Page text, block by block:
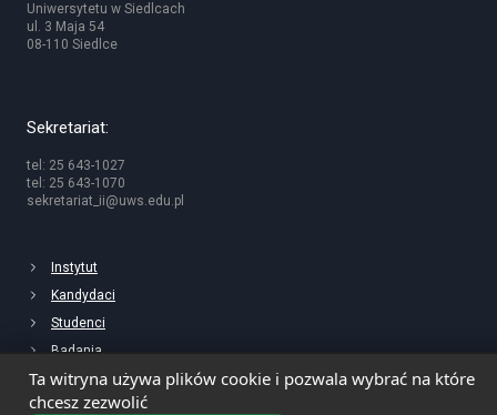
Ta witryna używa plików cookie i pozwala wybrać na które
chcesz zezwolić
Uniwersytetu w Siedlcach
ul. 3 Maja 54
08-110 Siedlce
Sekretariat:
tel: 25 643-1027
tel: 25 643-1070
sekretariat_ii@uws.edu.pl
Instytut
Kandydaci
Studenci
Badania